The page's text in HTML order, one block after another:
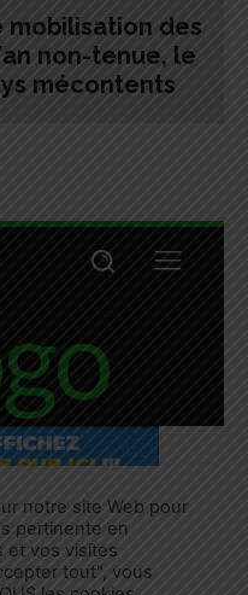
mobilisation des
non-tenue, le
mécontents